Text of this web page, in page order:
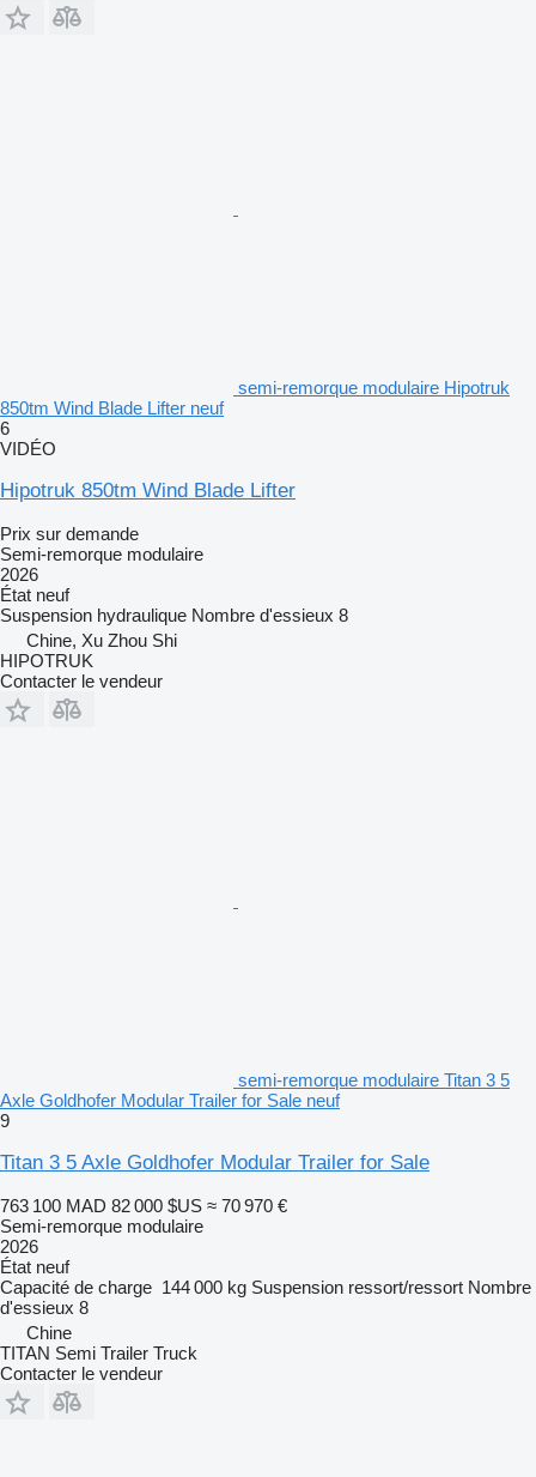
semi-remorque modulaire Hipotruk
850tm Wind Blade Lifter neuf
6
VIDÉO
Hipotruk 850tm Wind Blade Lifter
Prix sur demande
Semi-remorque modulaire
2026
État neuf
Suspension hydraulique Nombre d'essieux 8
Chine, Xu Zhou Shi
HIPOTRUK
Contacter le vendeur
semi-remorque modulaire Titan 3 5
Axle Goldhofer Modular Trailer for Sale neuf
9
Titan 3 5 Axle Goldhofer Modular Trailer for Sale
763 100 MAD 82 000 $US ≈ 70 970 €
Semi-remorque modulaire
2026
État neuf
Capacité de charge 144 000 kg Suspension ressort/ressort Nombre
d'essieux 8
Chine
TITAN Semi Trailer Truck
Contacter le vendeur